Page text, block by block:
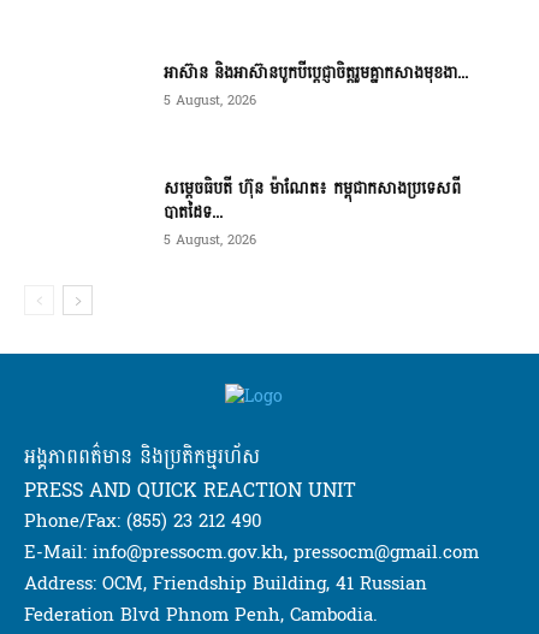
អាស៊ាន និងអាស៊ានបូកបីប្តេជ្ញាចិត្តរួមគ្នាកសាងមុខងា...
5 August, 2026
សម្ដេចធិបតី ហ៊ុន ម៉ាណែត៖ កម្ពុជាកសាងប្រទេសពី
បាតដៃទ...
5 August, 2026
អង្គភាពពត៌មាន និងប្រតិកម្មរហ័ស
PRESS AND QUICK REACTION UNIT
Phone/Fax: (855) 23 212 490
E-Mail: info@pressocm.gov.kh, pressocm@gmail.com
Address: OCM, Friendship Building, 41 Russian
Federation Blvd Phnom Penh, Cambodia.